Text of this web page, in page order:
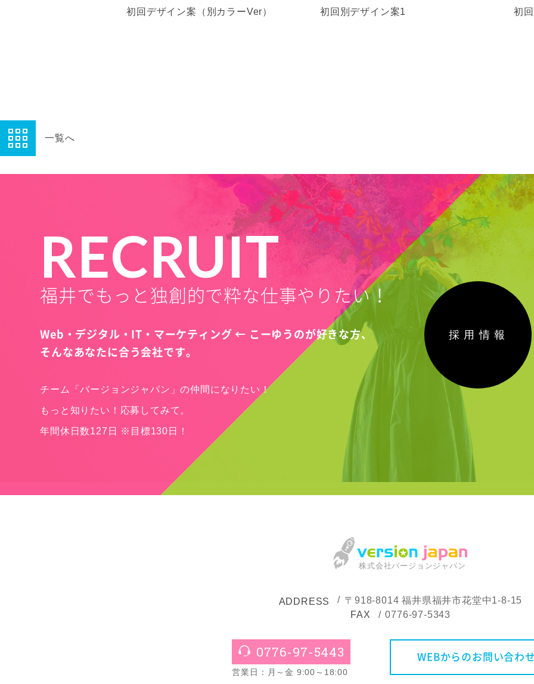
初回デザイン案（別カラーVer） 初回別デザイン案1 初
一覧へ
RECRUIT
福井でもっと独創的で粋な仕事やりたい！
Web・デジタル・IT・マーケティング ← こーゆうのが好きな方、
そんなあなたに合う会社です。
チーム「バージョンジャパン」の仲間になりたい！
もっと知りたい！応募してみて。
年間休日数127日 ※目標130日！
採用情報
株式会社バージョンジャパン
ADDRESS 〒918-8014福井県福井市花堂中1-8-15
FAX
0776-97-5343
0776-97-5443
営業日：月～金 9:00～18:00
WEBからのお問い合わ